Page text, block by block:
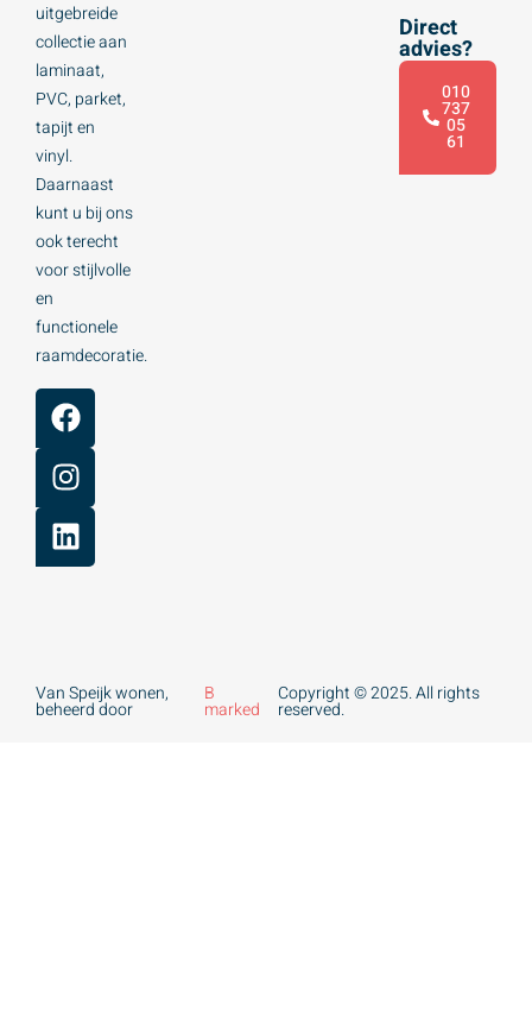
uitgebreide
collectie aan
laminaat,
PVC, parket,
tapijt en
vinyl.
Daarnaast
kunt u bij ons
ook terecht
voor stijlvolle
en
functionele
raamdecoratie.
Direct
advies?
010
737
05
61
Van Speijk wonen,
beheerd door
B
marked
Copyright © 2025. All rights
reserved.